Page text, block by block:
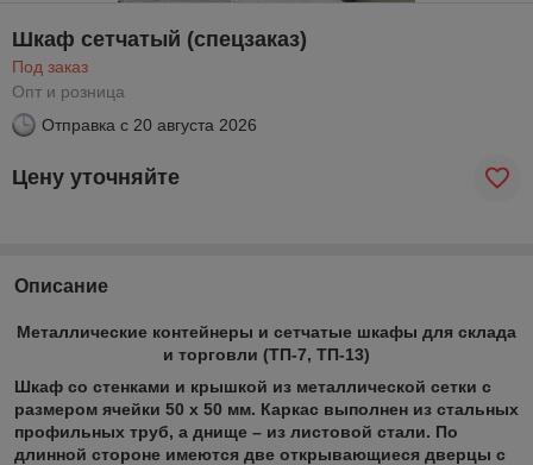
Шкаф сетчатый (спецзаказ)
Под заказ
Опт и розница
Отправка с 20 августа 2026
Цену уточняйте
Описание
Металлические контейнеры и сетчатые шкафы для склада
и торговли (ТП-7, ТП-13)
Шкаф со стенками и крышкой из металлической сетки с
размером ячейки 50 х 50 мм. Каркас выполнен из стальных
профильных труб, а днище – из листовой стали. По
длинной стороне имеются две открывающиеся дверцы с